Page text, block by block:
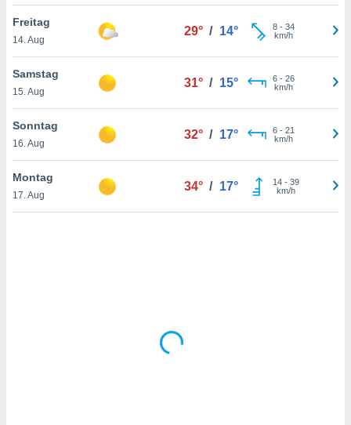
der
weiterhin
Freitag
14. Aug
29° / 14° 8- 34
km/h
Samstag
15. Aug
31° / 15° 6- 26
km/h
Sonntag
16. Aug
32° / 17° 6- 21
km/h
Montag
17. Aug
34° / 17° 14- 39
km/h